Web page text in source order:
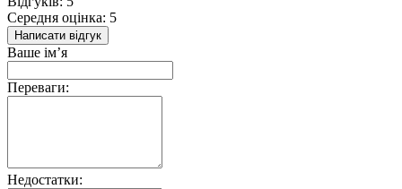
Середня оцінка: 5
Написати відгук
Ваше ім’я
Переваги:
Недостатки: